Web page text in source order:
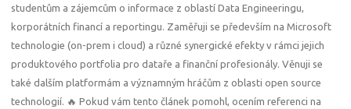
studentům a zájemcům o informace z oblastí Data Engineeringu,
korporátních financí a reportingu. Zaměřuji se především na Microsoft
technologie (on-prem i cloud) a různé synergické efekty v rámci jejich
produktového portfolia pro dataře a finanční profesionály. Věnuji se
také dalším platformám a významným hráčům z oblasti open source
technologií. 🔥 Pokud vám tento článek pomohl, ocením referenci na